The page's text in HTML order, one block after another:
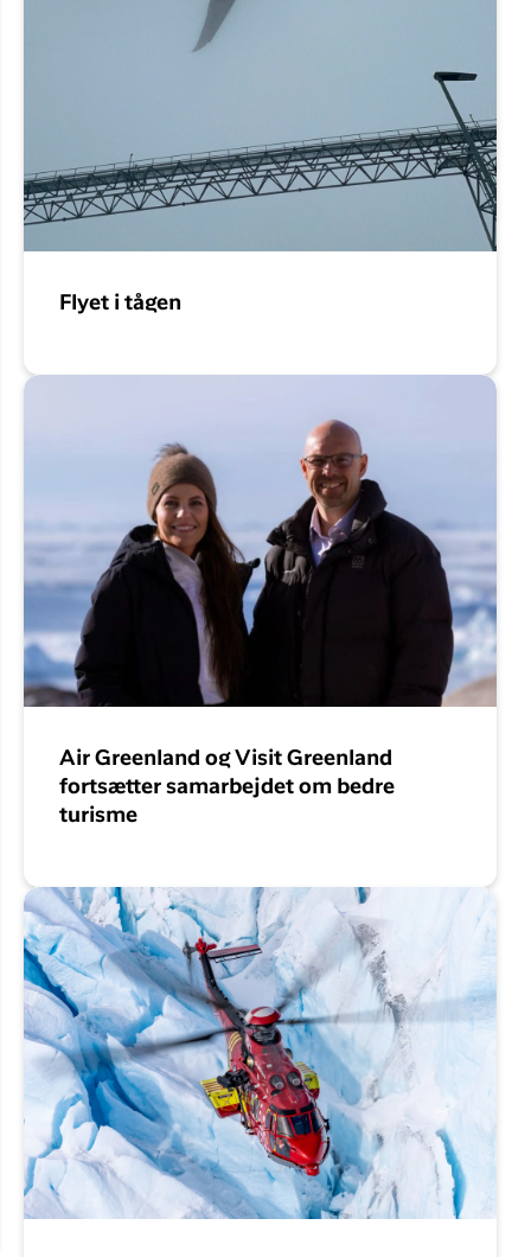
Flyet i tågen
Air Greenland og Visit Greenland
fortsætter samarbejdet om bedre
turisme